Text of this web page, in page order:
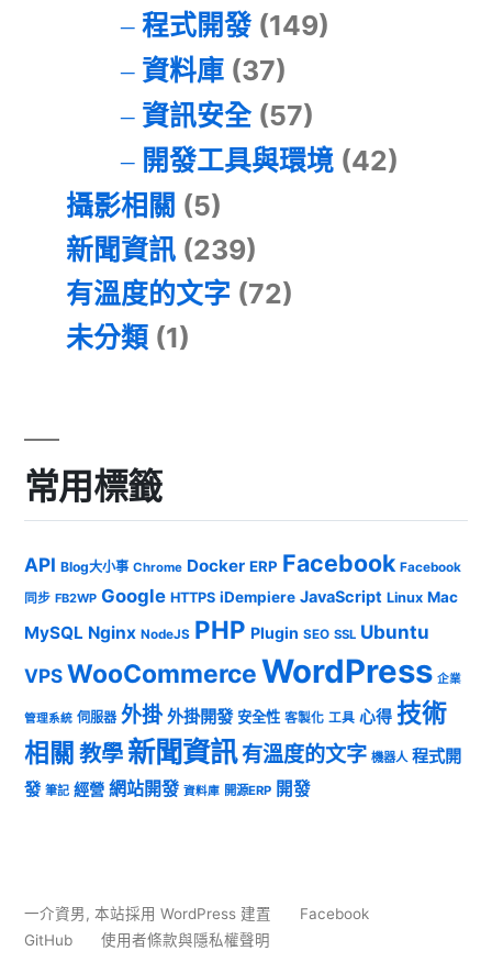
程式開發(149)
資料庫(37)
資訊安全(57)
開發工具與環境(42)
攝影相關 (5)
新聞資訊 (239)
有溫度的文字 (72)
未分類 (1)
常用標籤
API Blog大小事 Chrome Docker ERP Facebook Facebook
同步 FB2WP Google HTTPS iDempiere JavaScript Linux Mac
MySQL Nginx NodeJS PHP Plugin SEO SSL Ubuntu
VPSWooCommerceWordPress 企業
管理系統 伺服器 外掛 外掛開發 安全性 客製化 工具 心得 技術
相關 教學 新聞資訊有溫度的文字 機器人 程式開
發 筆記 經營 網站開發 資料庫 開源ERP 開發
一介資男, 本站採用 WordPress 建置
Facebook
GitHub
使用者條款與隱私權聲明